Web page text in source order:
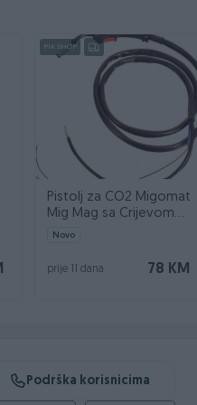
rezultate poliranja.
PIK SHOP
Pistolj za CO2 Migomat
Mig Mag sa Crijevom
2,5m MK14 TW14
Novo
78 KM
prije 11 dana
Podrška korisnicima